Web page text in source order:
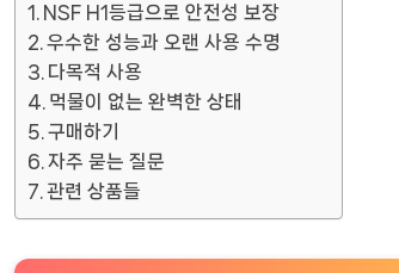
NSF H1등급으로 안전성 보장
우수한 성능과 오랜 사용 수명
다목적 사용
먹물이 없는 완벽한 상태
구매하기
자주 묻는 질문
관련 상품들